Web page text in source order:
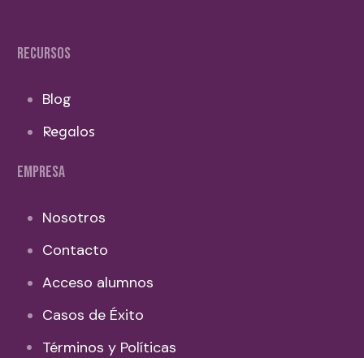
RECURSOS
Blog
Regalos
EMPRESA
Nosotros
Contacto
Acceso alumnos
Casos de Éxito
Términos y Políticas